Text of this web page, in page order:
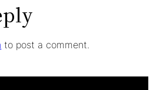
to post a comment.